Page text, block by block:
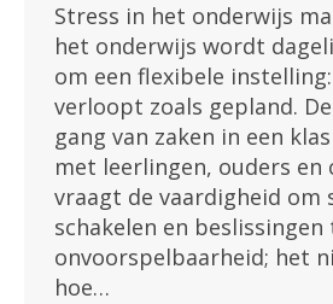
Stress in het onderwijs
het onderwijs wordt
om een flexibele
verloopt zoals gepland.
gang van zaken in een
met leerlingen, ouders en
vraagt de vaardigheid om
schakelen en beslissingen
onvoorspelbaarheid; het
hoe…